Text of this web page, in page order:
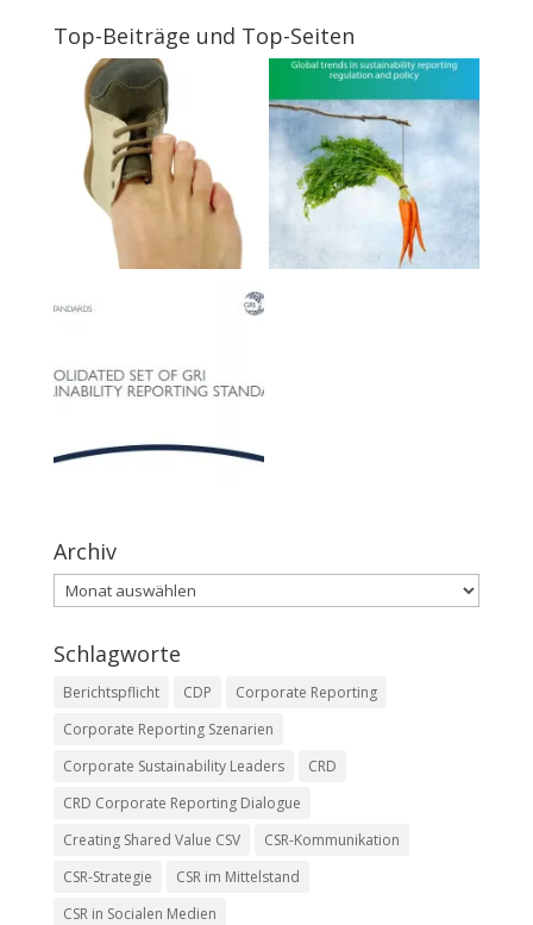
Top-Beiträge und Top-Seiten
Archiv
Archiv
Schlagworte
Berichtspflicht CDP
Corporate Reporting
Corporate Reporting Szenarien
Corporate Sustainability Leaders
CRD
CRD Corporate Reporting Dialogue
Creating Shared Value CSV
CSR-Kommunikation
CSR-Strategie
CSR im Mittelstand
CSR in Socialen Medien